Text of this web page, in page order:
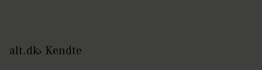
alt.dk Kendte